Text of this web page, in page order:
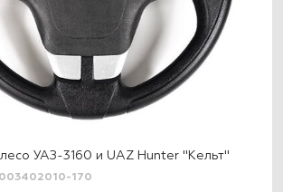
УАЗ-3160 и UAZ Hunter "Кельт"
170